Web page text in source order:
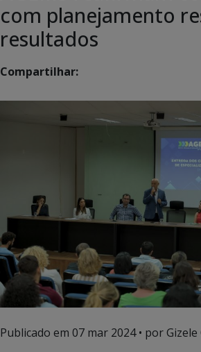
com planejamento
resultados
Compartilhar:
Publicado em 07 mar 2024• por Gizele